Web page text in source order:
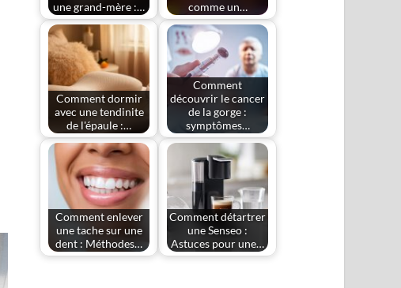
une grand-mère :…
comme un…
Comment dormir
avec une tendinite
de l'épaule :…
Comment
découvrir le cancer
de la gorge :
symptômes…
Comment enlever
une tache sur une
dent : Méthodes…
Comment détartrer
une Senseo :
Astuces pour une…